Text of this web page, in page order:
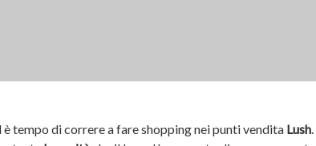
tempo di correre a fare shopping nei punti vendita Lush.